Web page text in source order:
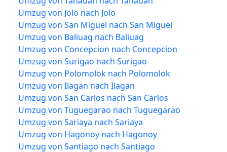
Umzug von Jolo nach Jolo
Umzug von San Miguel nach San Miguel
Umzug von Baliuag nach Baliuag
Umzug von Concepcion nach Concepcion
Umzug von Surigao nach Surigao
Umzug von Polomolok nach Polomolok
Umzug von Ilagan nach Ilagan
Umzug von San Carlos nach San Carlos
Umzug von Tuguegarao nach Tuguegarao
Umzug von Sariaya nach Sariaya
Umzug von Hagonoy nach Hagonoy
Umzug von Santiago nach Santiago